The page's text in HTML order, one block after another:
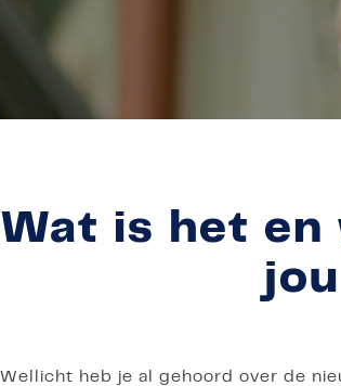
Wat is het
Wellicht heb je al gehoord over de